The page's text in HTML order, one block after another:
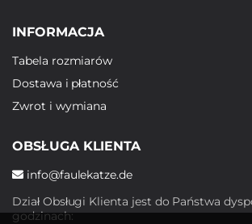
INFORMACJA
Tabela rozmiarów
Dostawa i płatność
Zwrot i wymiana
OBSŁUGA KLIENTA
info@faulekatze.de
Dział Obsługi Klienta jest do Państwa
godzinach: